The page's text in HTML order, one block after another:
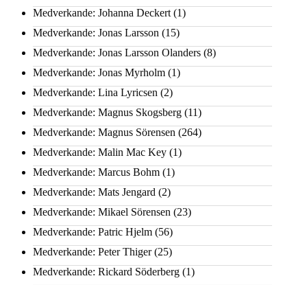
Medverkande: Johanna Deckert (1)
Medverkande: Jonas Larsson (15)
Medverkande: Jonas Larsson Olanders (8)
Medverkande: Jonas Myrholm (1)
Medverkande: Lina Lyricsen (2)
Medverkande: Magnus Skogsberg (11)
Medverkande: Magnus Sörensen (264)
Medverkande: Malin Mac Key (1)
Medverkande: Marcus Bohm (1)
Medverkande: Mats Jengard (2)
Medverkande: Mikael Sörensen (23)
Medverkande: Patric Hjelm (56)
Medverkande: Peter Thiger(25)
Medverkande: Rickard Söderberg (1)